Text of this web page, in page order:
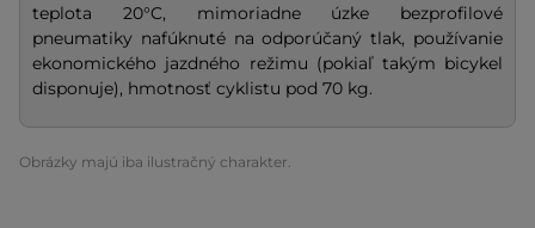
teplota 20°C, mimoriadne úzke bezprofilové
pneumatiky nafúknuté na odporúčaný tlak, používanie
ekonomického jazdného režimu (pokiaľ takým bicykel
disponuje), hmotnosť cyklistu pod 70 kg.
Obrázky majú iba ilustračný charakter.